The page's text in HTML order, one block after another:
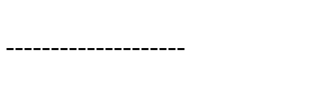
--------------------